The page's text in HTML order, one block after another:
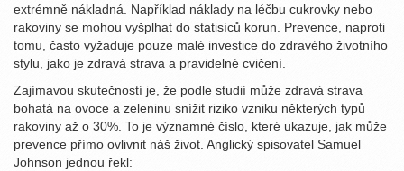
extrémně nákladná. Například náklady na léčbu cukrovky nebo
rakoviny se mohou vyšplhat do statisíců korun. Prevence, naproti
tomu, často vyžaduje pouze malé investice do zdravého životního
stylu, jako je zdravá strava a pravidelné cvičení.
Zajímavou skutečností je, že podle studií může zdravá strava
bohatá na ovoce a zeleninu snížit riziko vzniku některých typů
rakoviny až o 30%. To je významné číslo, které ukazuje, jak může
prevence přímo ovlivnit náš život. Anglický spisovatel Samuel
Johnson jednou řekl: